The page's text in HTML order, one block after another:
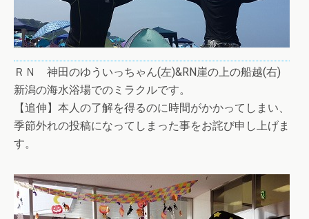
ＲＮ 神田のゆういっちゃん(左)&RN崖の上の船越(右)
新潟の海水浴場でのミラクルです。
【追伸】本人の了解を得るのに時間がかかってしまい、
季節外れの投稿になってしまった事をお詫び申し上げま
す。